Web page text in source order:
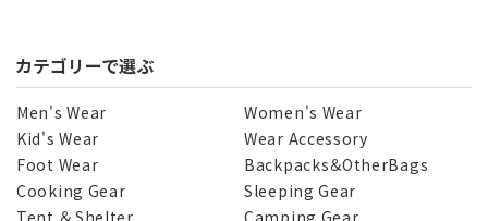
カテゴリーで選ぶ
Men's Wear
Women's Wear
Kid's Wear
Wear Accessory
Foot Wear
Backpacks＆OtherBags
Cooking Gear
Sleeping Gear